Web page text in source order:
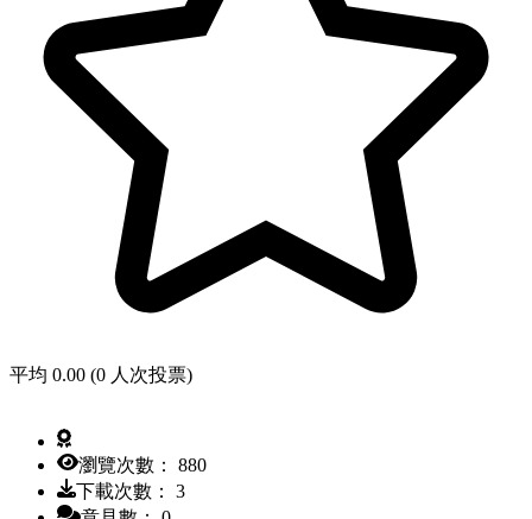
平均 0.00 (0 人次投票)
瀏覽次數： 880
下載次數： 3